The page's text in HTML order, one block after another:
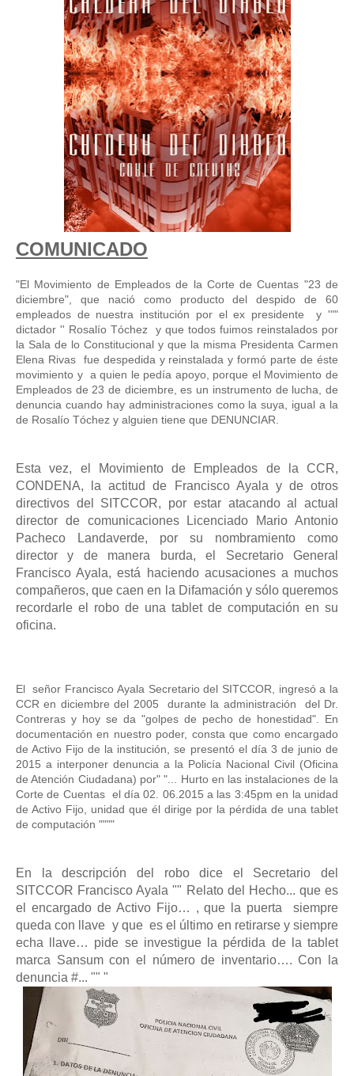
COMUNICADO
"El Movimiento de Empleados de la Corte de Cuentas "23 de
diciembre", que nació como producto del despido de 60
empleados de nuestra institución por el ex presidente  y '""
dictador '' Rosalío Tóchez  y que todos fuimos reinstalados por
la Sala de lo Constitucional y que la misma Presidenta Carmen
Elena Rivas  fue despedida y reinstalada y formó parte de éste
movimiento y  a quien le pedía apoyo, porque el Movimiento de
Empleados de 23 de diciembre, es un instrumento de lucha, de
denuncia cuando hay administraciones como la suya, igual a la
de Rosalío Tóchez y alguien tiene que DENUNCIAR.
Esta vez, el Movimiento de Empleados de la CCR,
CONDENA, la actitud de Francisco Ayala y de otros
directivos del SITCCOR, por estar atacando al actual
director de comunicaciones Licenciado Mario Antonio
Pacheco Landaverde, por su nombramiento como
director y de manera burda, el Secretario General
Francisco Ayala, está haciendo acusaciones a muchos
compañeros, que caen en la Difamación y sólo queremos
recordarle el robo de una tablet de computación en su
oficina.
El  señor Francisco Ayala Secretario del SITCCOR, ingresó a la
CCR en diciembre del 2005  durante la administración  del Dr.
Contreras y hoy se da "golpes de pecho de honestidad". En
documentación en nuestro poder, consta que como encargado
de Activo Fijo de la institución, se presentó el día 3 de junio de
2015 a interponer denuncia a la Policía Nacional Civil (Oficina
de Atención Ciudadana) por" "... Hurto en las instalaciones de la
Corte de Cuentas  el día 02. 06.2015 a las 3:45pm en la unidad
de Activo Fijo, unidad que él dirige por la pérdida de una tablet
de computación """"
En la descripción del robo dice el Secretario del
SITCCOR Francisco Ayala "" Relato del Hecho... que es
el encargado de Activo Fijo… , que la puerta  siempre
queda con llave  y que  es el último en retirarse y siempre
echa llave… pide se investigue la pérdida de la tablet
marca Sansum con el número de inventario…. Con la
denuncia #... "" "